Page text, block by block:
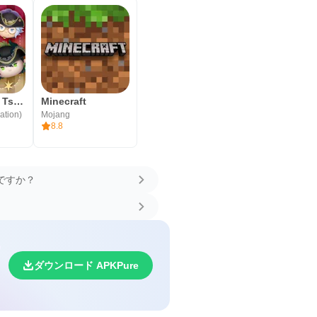
LINE: Disney Tsum Tsum Minecraft
Mojang
8.8
すか？
ダウンロード APKPure